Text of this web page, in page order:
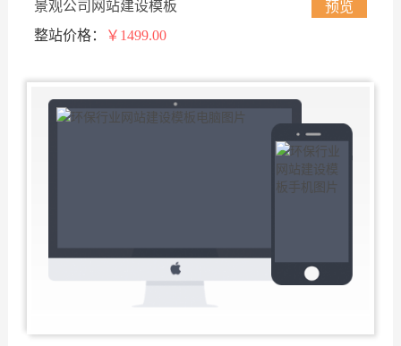
景观公司网站建设模板
预览
整站价格：
￥1499.00